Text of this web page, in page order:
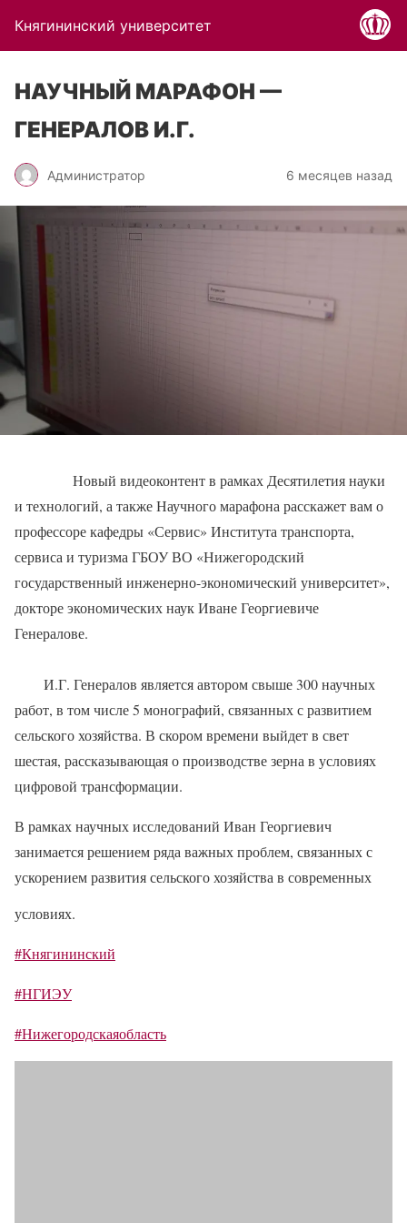
Княгининский университет
НАУЧНЫЙ МАРАФОН —
ГЕНЕРАЛОВ И.Г.
Администратор 6 месяцев назад
Новый видеоконтент в рамках Десятилетия науки
и технологий, а также Научного марафона расскажет вам о
профессоре кафедры «Сервис» Института транспорта,
сервиса и туризма ГБОУ ВО «Нижегородский
государственный инженерно-экономический университет»,
докторе экономических наук Иване Георгиевиче
Генералове.
И.Г. Генералов является автором свыше 300 научных
работ, в том числе 5 монографий, связанных с развитием
сельского хозяйства. В скором времени выйдет в свет
шестая, рассказывающая о производстве зерна в условиях
цифровой трансформации.
В рамках научных исследований Иван Георгиевич
занимается решением ряда важных проблем, связанных с
ускорением развития сельского хозяйства в современных
условиях.
#Княгининский
#НГИЭУ
#Нижегородскаяобласть